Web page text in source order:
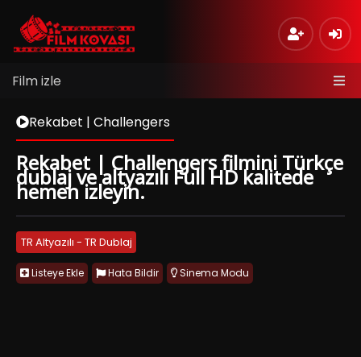
Film izle
Rekabet | Challengers
Rekabet | Challengers filmini Türkçe
dublaj ve altyazılı Full HD kalitede
hemen izleyin.
TR Altyazılı - TR Dublaj
Listeye Ekle Hata Bildir Sinema Modu